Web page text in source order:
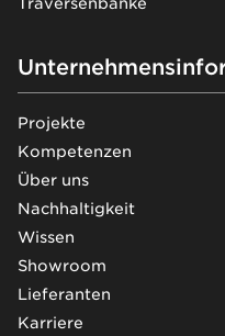
Projekte
Kompetenzen
Über uns
Nachhaltigkeit
Wissen
Showroom
Lieferanten
Karriere